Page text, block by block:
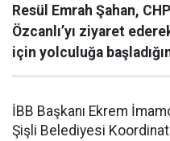
Resül Emrah Şahan,
Özcanlı’yı ziyaret
için yolculuğa
İBB Başkanı Ekrem
Şişli Belediyesi